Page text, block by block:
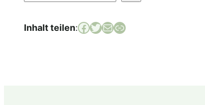
Inhalt teilen:Facebook
Twitter
E-Mail
Link